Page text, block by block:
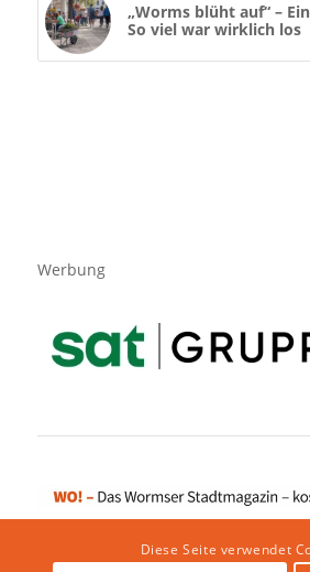
„Worms blüht auf“ –
So viel war wirklich los
Werbung
Diese Seite verwendet